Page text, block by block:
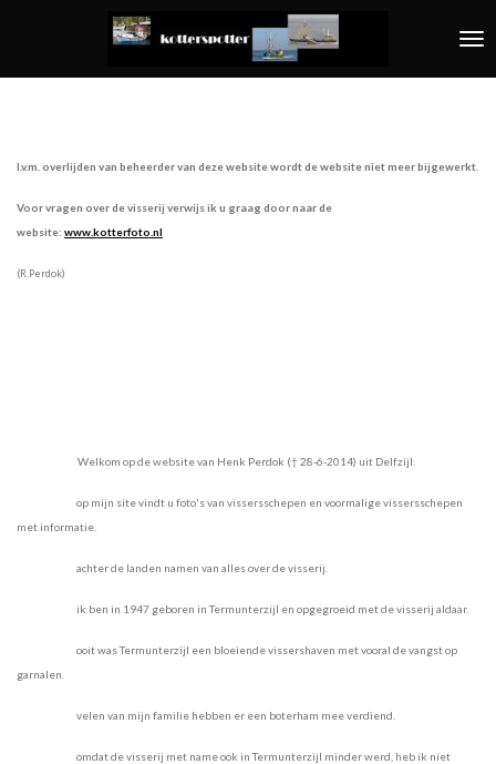
I.v.m. overlijden van beheerder van deze website wordt de website niet meer bijgewerkt.
Voor vragen over de visserij verwijs ik u graag door naar de
website: www.kotterfoto.nl
(R.Perdok)
Welkom op de website van Henk Perdok († 28-6-2014) uit Delfzijl.
op mijn site vindt u foto's van vissersschepen en voormalige vissersschepen
met informatie.
achter de landen namen van alles over de visserij.
ik ben in 1947 geboren in Termunterzijl en opgegroeid met de visserij aldaar.
ooit was Termunterzijl een bloeiende vissershaven met vooral de vangst op
garnalen.
velen van mijn familie hebben er een boterham mee verdiend.
omdat de visserij met name ook in Termunterzijl minder werd, heb ik niet